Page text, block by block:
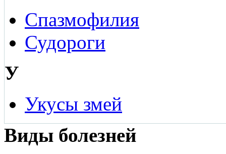
Спазмофилия
Судороги
У
Укусы змей
Виды болезней